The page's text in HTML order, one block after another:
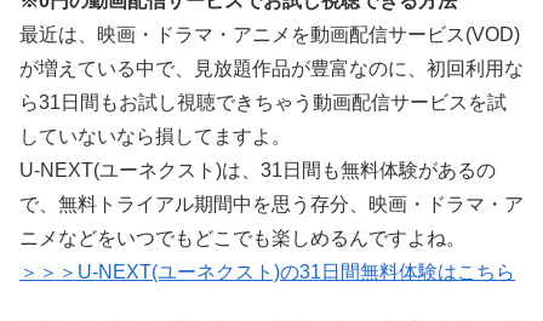
最近は、映画・ドラマ・アニメを動画配信サービス(VOD)
が増えている中で、見放題作品が豊富なのに、初回利用な
ら31日間もお試し視聴できちゃう動画配信サービスを試
していないなら損してますよ。
U-NEXT(ユーネクスト)は、31日間も無料体験があるの
で、無料トライアル期間中を思う存分、映画・ドラマ・ア
ニメなどをいつでもどこでも楽しめるんですよね。
＞＞＞U-NEXT(ユーネクスト)の31日間無料体験はこちら